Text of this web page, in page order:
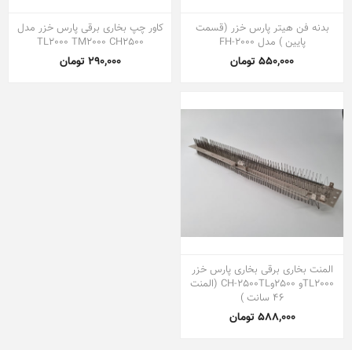
بدنه فن هیتر پارس خزر (قسمت
پایین ) مدل FH-2000
550,000 تومان
کاور چپ بخاری برقی پارس خزر مدل
TL2000 TM2000 CH2500
290,000 تومان
المنت بخاری برقی بخاری پارس خزر
TL2000و 2500وCH-2500TL (المنت
46 سانت )
588,000 تومان